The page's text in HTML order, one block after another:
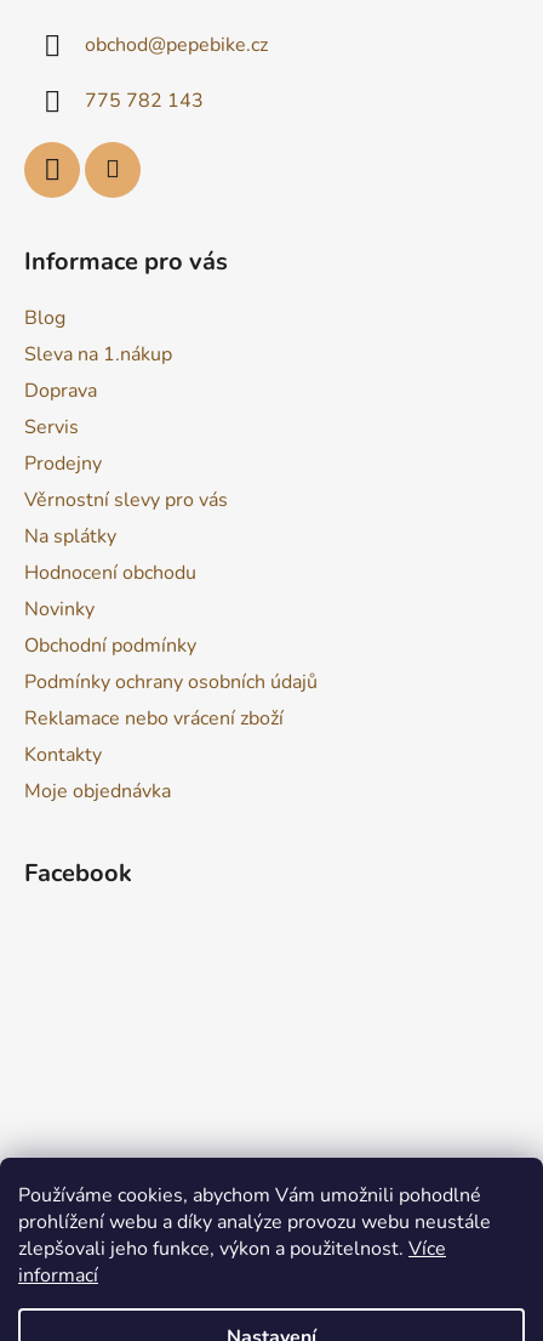
Používáme cookies, abychom Vám umožnili pohodlné
prohlížení webu a díky analýze provozu webu neustále
zlepšovali jeho funkce, výkon a použitelnost. Více
informací
obchod@pepebike.cz
775 782 143
Informace pro vás
Blog
Sleva na 1.nákup
Doprava
Servis
Prodejny
Věrnostní slevy pro vás
Na splátky
Hodnocení obchodu
Novinky
Obchodní podmínky
Podmínky ochrany osobních údajů
Reklamace nebo vrácení zboží
Kontakty
Moje objednávka
Facebook